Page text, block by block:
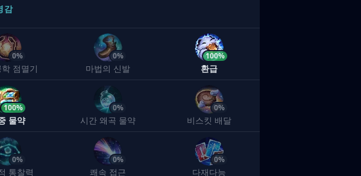
감
0%
점멸기
0%
마법의 신발
100%
환급
100%
물약
0%
시간 왜곡 물약
0%
비스킷 배달
0%
통찰력
0%
쾌속 접근
0%
다재다능